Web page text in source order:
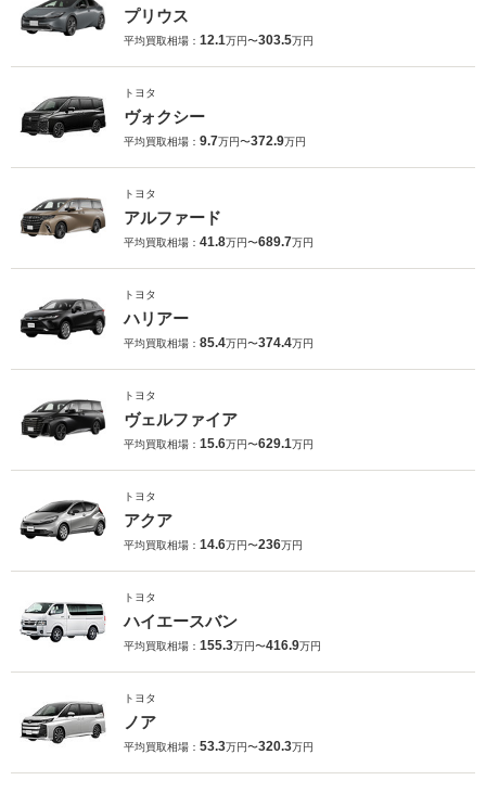
プリウス
平均買取相場： 12.1万円〜303.5万円
トヨタ
ヴォクシー
平均買取相場： 9.7万円〜372.9万円
トヨタ
アルファード
平均買取相場： 41.8万円〜689.7万円
トヨタ
ハリアー
平均買取相場： 85.4万円〜374.4万円
トヨタ
ヴェルファイア
平均買取相場： 15.6万円〜629.1万円
トヨタ
アクア
平均買取相場： 14.6万円〜236万円
トヨタ
ハイエースバン
平均買取相場： 155.3万円〜416.9万円
トヨタ
ノア
平均買取相場： 53.3万円〜320.3万円